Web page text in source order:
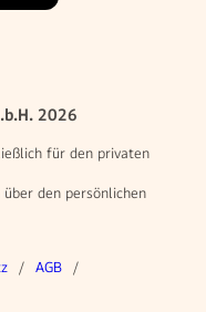
2026
für den privaten
den persönlichen
AGB